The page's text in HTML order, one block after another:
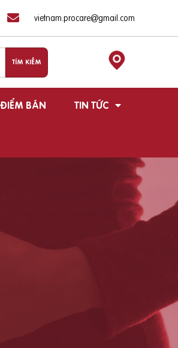
vietnam.procare@gmail.com
ĐIỂM BÁN TIN TỨC